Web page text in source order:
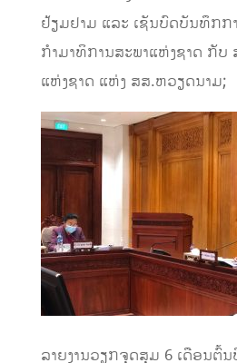
ຢ້ຽມຢາມ ແລະ ເຊັນບົດບັນທຶກກ
ກຳມາທິການສະພາແຫ່ງຊາດ ກັບ
ແຫ່ງຊາດ ແຫ່ງ ສສ.ຫວຽດນາມ;
ລາຍງານວຽກຈຸດສຸມ 6 ເດືອນຕົ້ນ